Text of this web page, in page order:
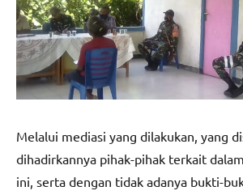
Melalui mediasi yang dilakukan, yang
dihadirkannya pihak-pihak terkait
ini, serta dengan tidak adanya bukti-